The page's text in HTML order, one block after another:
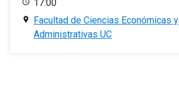
17:00
Facultad de Ciencias Económicas y
Administrativas UC